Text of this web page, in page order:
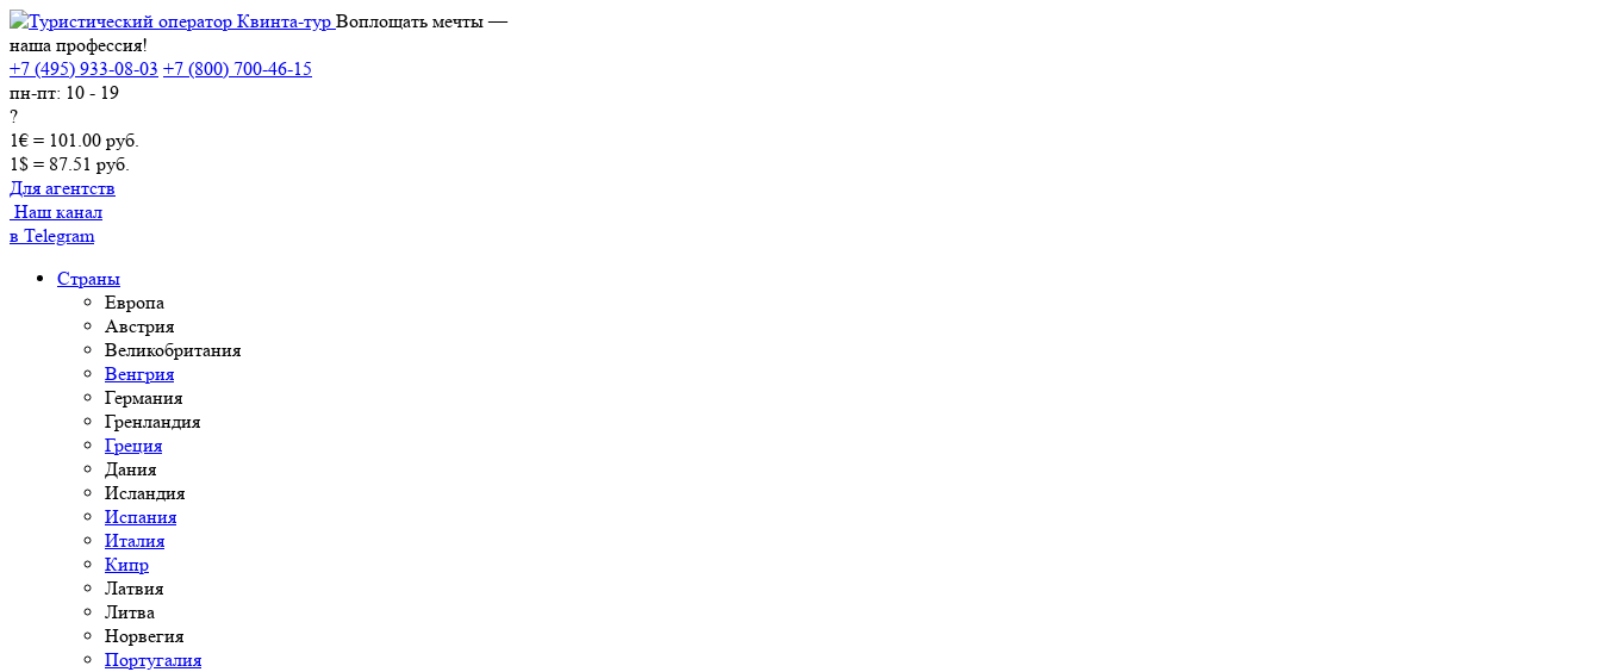
Воплощать мечты —
наша профессия!
+7 (495) 933-08-03 +7 (800) 700-46-15
пн-пт: 10 - 19
?
1€ = 101.00 руб.
1$ = 87.51 руб.
Для агентств
Наш канал
в Telegram
Страны
Европа
Австрия
Великобритания
Венгрия
Германия
Гренландия
Греция
Дания
Исландия
Испания
Италия
Кипр
Латвия
Литва
Норвегия
Португалия